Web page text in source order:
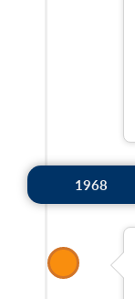
1968